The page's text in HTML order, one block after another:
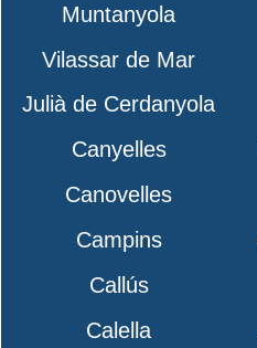
Muntanyola
Vilassar de Mar
Julià de Cerdanyola
Canyelles
Canovelles
Campins
Callús
Calella